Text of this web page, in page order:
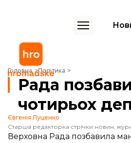
Головна Політика
Рада позбавила мандатів Медведчука
Рада
чотирьох
Євгенія Луценко
Старша редакторка стрічки новин,
Верховна Рада позбавила